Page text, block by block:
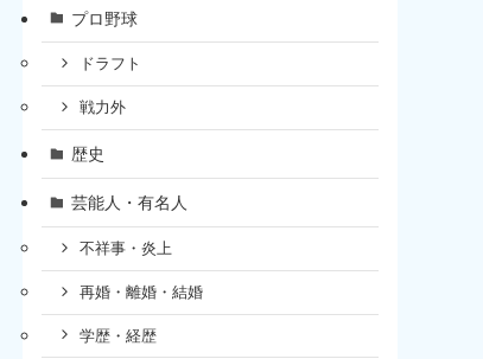
プロ野球
ドラフト
戦力外
歴史
芸能人・有名人
不祥事・炎上
再婚・離婚・結婚
学歴・経歴